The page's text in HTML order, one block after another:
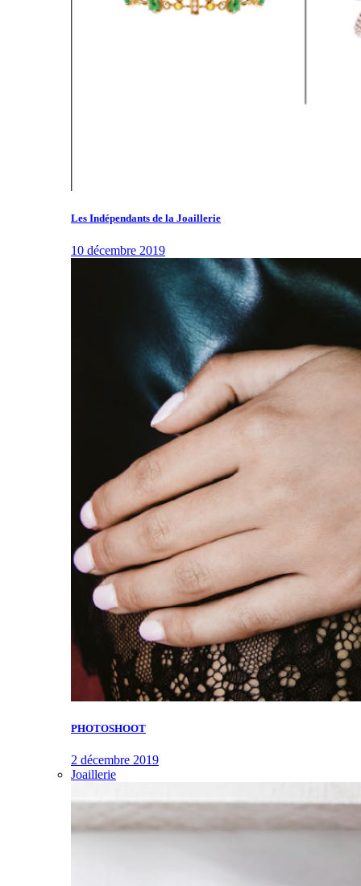
Les Indépendants de la Joaillerie
10 décembre 2019
PHOTOSHOOT
2 décembre 2019
Joaillerie